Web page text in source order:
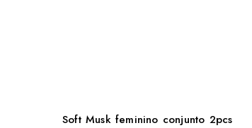
Soft Musk feminino conjunto 2pcs